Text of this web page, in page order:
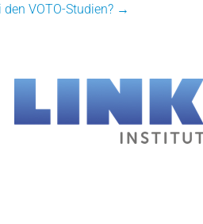
VOTO-Studien? →